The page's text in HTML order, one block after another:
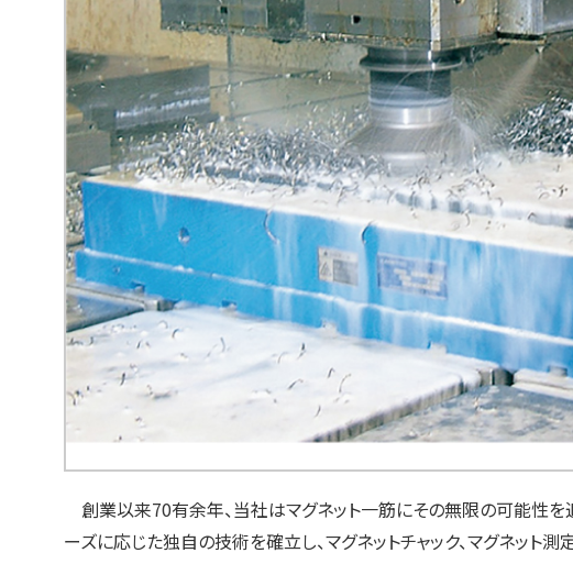
創業以来70有余年、当社はマグネット一筋にその無限の可能性
ーズに応じた独自の技術を確立し、マグネットチャック、マグネッ